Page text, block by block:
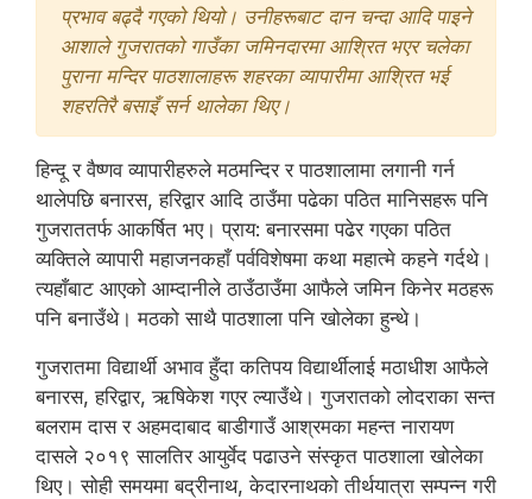
प्रभाव बढ्दै गएको थियो। उनीहरूबाट दान चन्दा आदि पाइने
आशाले गुजरातको गाउँका जमिनदारमा आश्रित भएर चलेका
पुराना मन्दिर पाठशालाहरू शहरका व्यापारीमा आश्रित भई
शहरतिरै बसाइँ सर्न थालेका थिए।
हिन्दू र वैष्णव व्यापारीहरुले मठमन्दिर र पाठशालामा लगानी गर्न
थालेपछि बनारस, हरिद्वार आदि ठाउँमा पढेका पठित मानिसहरू पनि
गुजराततर्फ आकर्षित भए। प्राय: बनारसमा पढेर गएका पठित
व्यक्तिले व्यापारी महाजनकहाँ पर्वविशेषमा कथा महात्मे कहने गर्दथे।
त्यहाँबाट आएको आम्दानीले ठाउँठाउँमा आफैले जमिन किनेर मठहरू
पनि बनाउँथे। मठको साथै पाठशाला पनि खोलेका हुन्थे।
गुजरातमा विद्यार्थी अभाव हुँदा कतिपय विद्यार्थीलाई मठाधीश आफैले
बनारस, हरिद्वार, ऋषिकेश गएर ल्याउँथे। गुजरातको लोदराका सन्त
बलराम दास र अहमदाबाद बाडीगाउँ आश्रमका महन्त नारायण
दासले २०१९ सालतिर आयुर्वेद पढाउने संस्कृत पाठशाला खोलेका
थिए। सोही समयमा बद्रीनाथ, केदारनाथको तीर्थयात्रा सम्पन्न गरी